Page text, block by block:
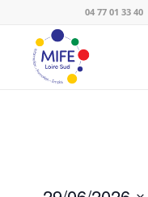
04 77 01 33 40